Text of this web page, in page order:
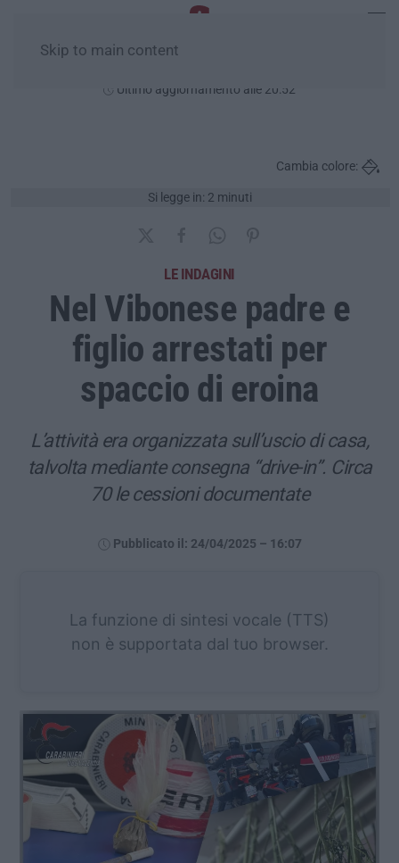
Skip to main content
Ultimo aggiornamento alle 20:52
Si legge in: 2 minuti
Cambia colore:
LE INDAGINI
Nel Vibonese padre e
figlio arrestati per
spaccio di eroina
L’attività era organizzata sull’uscio di casa,
talvolta mediante consegna “drive-in”. Circa
70 le cessioni documentate
Pubblicato il: 24/04/2025 – 16:07
La funzione di sintesi vocale (TTS)
non è supportata dal tuo browser.